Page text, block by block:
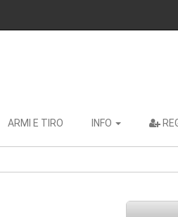
ARMI E TIRO INFO